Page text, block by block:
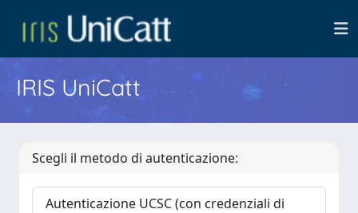
IRIS UniCatt
Scegli il metodo di autenticazione:
Autenticazione UCSC (con credenziali di